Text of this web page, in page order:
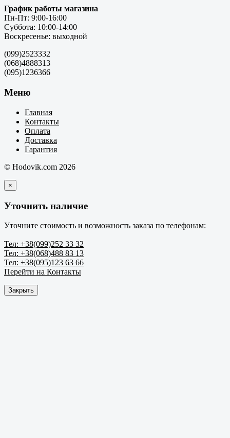
График работы магазина
Пн-Пт: 9:00-16:00
Суббота: 10:00-14:00
Воскресенье: выходной
(099)2523332
(068)4888313
(095)1236366
Меню
Главная
Контакты
Оплата
Доставка
Гарантия
© Hodovik.com 2026
×
Уточнить наличие
Уточните стоимость и возможность заказа по телефонам:
Тел: +38(099)252 33 32
Тел: +38(068)488 83 13
Тел: +38(095)123 63 66
Перейти на Контакты
Закрыть